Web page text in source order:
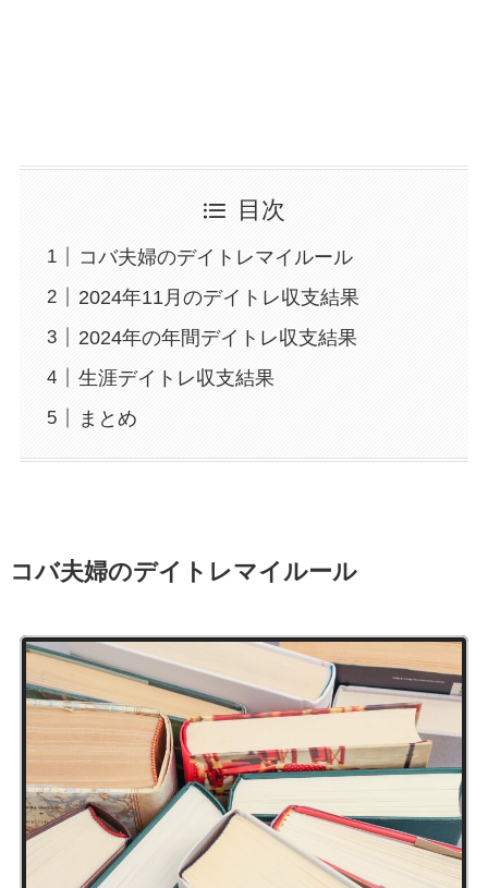
目次
コバ夫婦のデイトレマイルール
2024年11月のデイトレ収支結果
2024年の年間デイトレ収支結果
生涯デイトレ収支結果
まとめ
コバ夫婦のデイトレマイルール